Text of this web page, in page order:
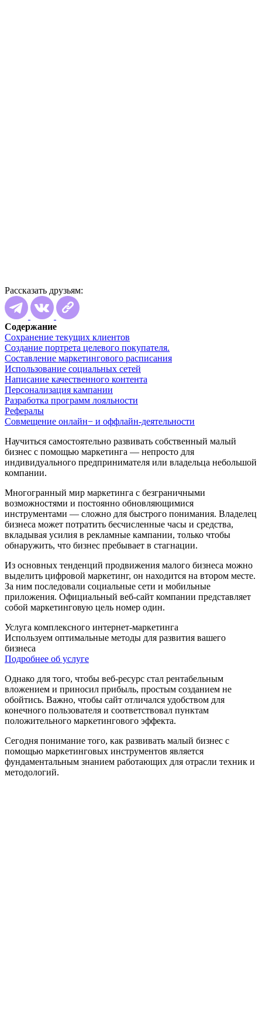
Рассказать друзьям:
Содержание
Сохранение текущих клиентов
Создание портрета целевого покупателя.
Составление маркетингового расписания
Использование социальных сетей
Написание качественного контента
Персонализация кампании
Разработка программ лояльности
Рефералы
Совмещение онлайн− и оффлайн-деятельности
Научиться самостоятельно развивать собственный малый
бизнес с помощью маркетинга — непросто для
индивидуального предпринимателя или владельца небольшой
компании.
Многогранный мир маркетинга с безграничными
возможностями и постоянно обновляющимися
инструментами — сложно для быстрого понимания. Владелец
бизнеса может потратить бесчисленные часы и средства,
вкладывая усилия в рекламные кампании, только чтобы
обнаружить, что бизнес пребывает в стагнации.
Из основных тенденций продвижения малого бизнеса можно
выделить цифровой маркетинг, он находится на втором месте.
За ним последовали социальные сети и мобильные
приложения. Официальный веб-сайт компании представляет
собой маркетинговую цель номер один.
Услуга комплексного интернет-маркетинга
Используем оптимальные методы для развития вашего
бизнеса
Подробнее об услуге
Однако для того, чтобы веб-ресурс стал рентабельным
вложением и приносил прибыль, простым созданием не
обойтись. Важно, чтобы сайт отличался удобством для
конечного пользователя и соответствовал пунктам
положительного маркетингового эффекта.
Сегодня понимание того, как развивать малый бизнес с
помощью маркетинговых инструментов является
фундаментальным знанием работающих для отрасли техник и
методологий.